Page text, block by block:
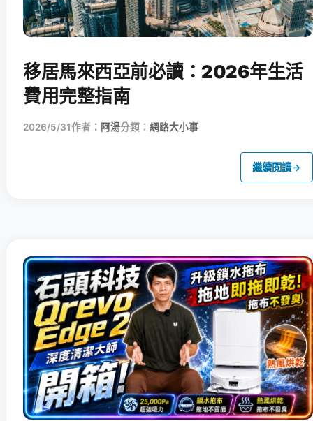
移居馬來西亞前必讀：2026年生活
費用完整指南
2026/5/31作者： 阿湯分類： 網路大小事
繼續閱讀→